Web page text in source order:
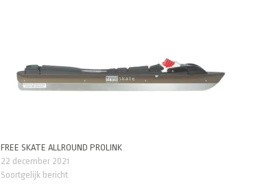
FREE SKATE ALLROUND PROLINK
22 december 2021
Soortgelijk bericht